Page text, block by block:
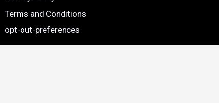
Terms and Conditions
opt-out-preferences